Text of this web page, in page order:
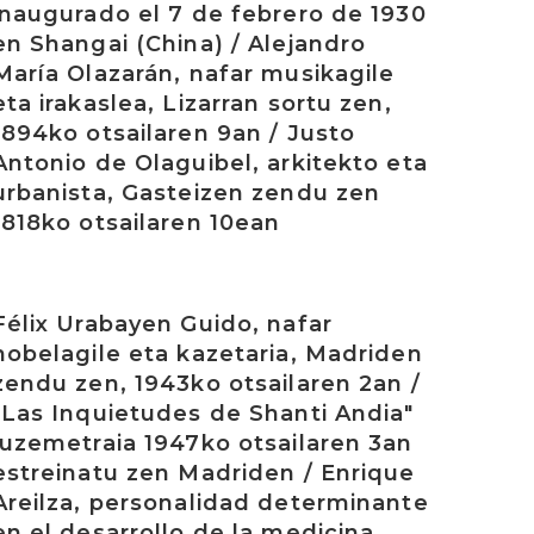
el 7 de febrero de 1930
Shangai (China) / Alejandro
Olazarán, nafar musikagile
irakaslea, Lizarran sortu zen,
otsailaren 9an / Justo
de Olaguibel, arkitekto eta
Gasteizen zendu zen
otsailaren 10ean
Urabayen Guido, nafar
eta kazetaria, Madriden
zen, 1943ko otsailaren 2an /
Inquietudes de Shanti Andia"
1947ko otsailaren 3an
zen Madriden / Enrique
personalidad determinante